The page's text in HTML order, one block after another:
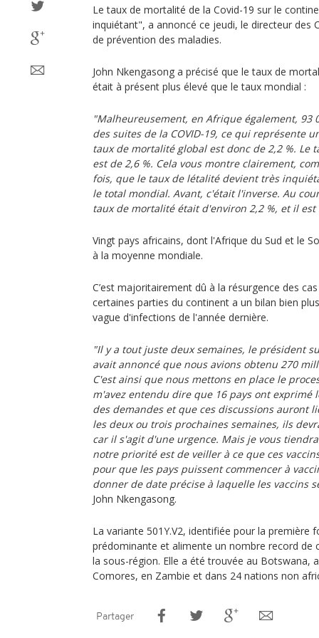
Le taux de mortalité de la Covid-19 sur le
inquiétant", a annoncé ce jeudi, le directeur des
de prévention des maladies.
John Nkengasong a précisé que le taux de
était à présent plus élevé que le taux mondial :
"Malheureusement, en Afrique également, 93
des suites de la COVID-19, ce qui représente
taux de mortalité global est donc de 2,2 %. Le
est de 2,6 %. Cela vous montre clairement,
fois, que le taux de létalité devient très
le total mondial. Avant, c'était l'inverse. Au
taux de mortalité était d'environ 2,2 %, et il
Vingt pays africains, dont l'Afrique du Sud et le
à la moyenne mondiale.
C’est majoritairement dû à la résurgence des
certaines parties du continent a un bilan bien
vague d'infections de l'année dernière.
"Il y a tout juste deux semaines, le président
avait annoncé que nous avions obtenu 270
C'est ainsi que nous mettons en place le
m'avez entendu dire que 16 pays ont
des demandes et que ces discussions auront
les deux ou trois prochaines semaines, ils
car il s'agit d'une urgence. Mais je vous
notre priorité est de veiller à ce que ces
pour que les pays puissent commencer à
donner de date précise à laquelle les vaccins
John Nkengasong.
La variante 501Y.V2, identifiée pour la première
prédominante et alimente un nombre record de
la sous-région. Elle a été trouvée au Botswana,
Comores, en Zambie et dans 24 nations non
Partager